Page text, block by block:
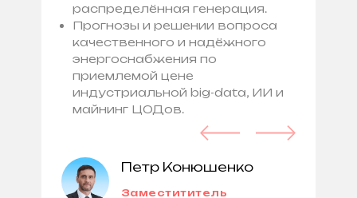
распределённая генерация.
Прогнозы и решении вопроса
качественного и надёжного
энергоснабжения по
приемлемой цене
индустриальной big-data, ИИ и
майнинг ЦОДов.
Петр Конюшенко
Заместититель